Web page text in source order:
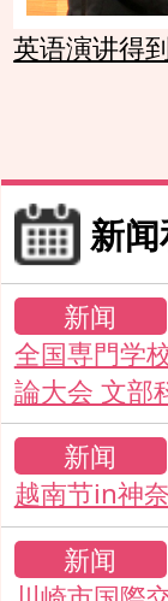
英语演讲得
新
新闻
全国専門学
論大会 文部
新闻
越南节in神
新闻